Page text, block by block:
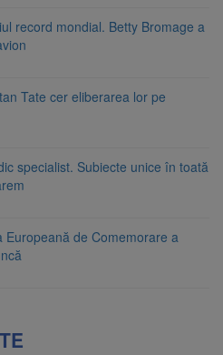
record mondial. Betty Bromage a
Tate cer eliberarea lor pe
specialist. Subiecte unice în toată
de Comemorare a